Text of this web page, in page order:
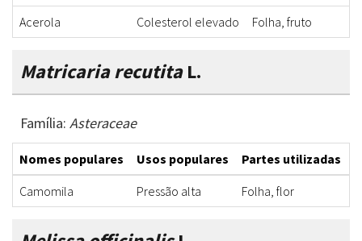
Acerola
Colesterol elevado Folha, fruto
Matricaria recutitaL.
Família: Asteraceae
Nomes populares Usos populares Partes utilizadas
Camomila
Pressão alta Folha, flor